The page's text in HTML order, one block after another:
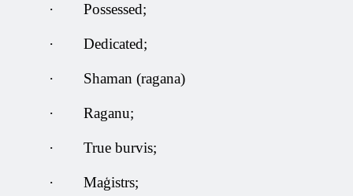
· Possessed;
· Dedicated;
· Shaman (ragana)
· Raganu;
· True burvis;
· Maģistrs;